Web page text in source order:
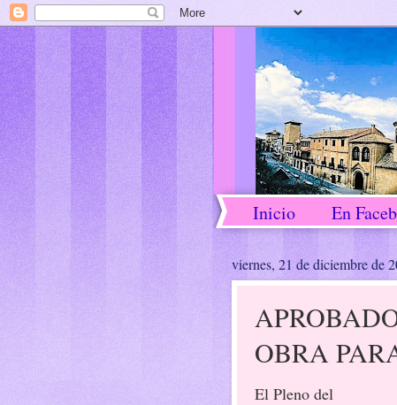
Inicio En
viernes, 21 de diciembre de
OBRA
El Pleno del